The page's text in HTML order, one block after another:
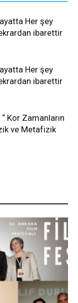
Her şey
ibarettir
Her şey
ibarettir
Kor Zamanların
ve Metafizik